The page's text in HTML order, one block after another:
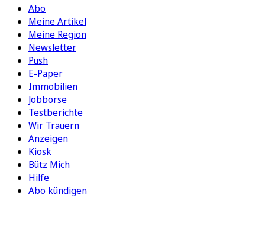
Abo
Meine Artikel
Meine Region
Newsletter
Push
E-Paper
Immobilien
Jobbörse
Testberichte
Wir Trauern
Anzeigen
Kiosk
Bütz Mich
Hilfe
Abo kündigen